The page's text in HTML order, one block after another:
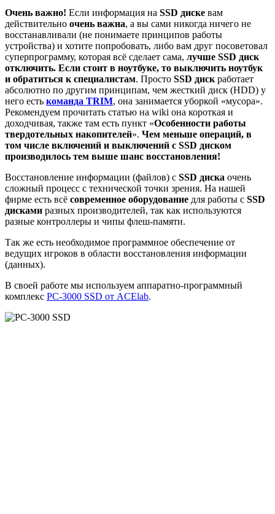
Очень важно! Если информация на SSD диске вам
действительно очень важна, а вы сами никогда ничего не
восстанавливали (не понимаете принципов работы
устройства) и хотите попробовать, либо вам друг посоветовал
суперпрограмму, которая всё сделает сама, лучше SSD диск
отключить. Если стоит в ноутбуке, то выключить ноутбук
и обратиться к специалистам. Просто SSD диск работает
абсолютно по другим принципам, чем жесткий диск (HDD) у
него есть команда TRIM, она занимается уборкой «мусора».
Рекомендуем прочитать статью на wiki она короткая и
доходчивая, также там есть пункт «Особенности работы
твердотельных накопителей». Чем меньше операций, в
том числе включений и выключений с SSD диском
производилось тем выше шанс восстановления!
Восстановление информации (файлов) с SSD диска очень
сложный процесс с технической точки зрения. На нашей
фирме есть всё современное оборудование для работы с SSD
дисками разных производителей, так как используются
разные контроллеры и чипы флеш-памяти.
Так же есть необходимое программное обеспечение от
ведущих игроков в области восстановления информации
(данных).
В своей работе мы используем аппаратно-программный
комплекс PC-3000 SSD от ACElab.